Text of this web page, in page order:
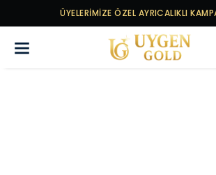
ÜYELERİMİZE ÖZEL AYRICALIKLI